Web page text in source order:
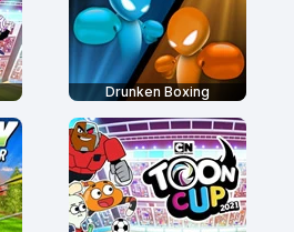
Drunken Boxing